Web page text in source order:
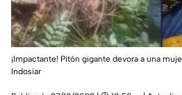
¡Impactante! Pitón gigante devora a una
Indosiar